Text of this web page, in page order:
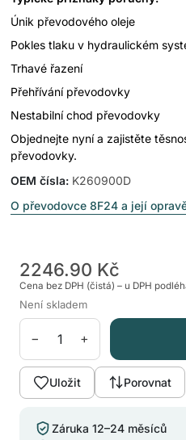
Únik převodového oleje
Pokles tlaku v hydraulickém
Trhavé řazení
Přehřívání převodovky
Nestabilní chod převodovky
Objednejte nyní a zajistěte
převodovky.
OEM čísla: K260900D
O převodovce 8F24 a její
2246.90 Kč
Cena bez DPH (čistá) – u DPH
Není skladem
− +
Uložit Porovnat
Záruka 12–24 měsíců